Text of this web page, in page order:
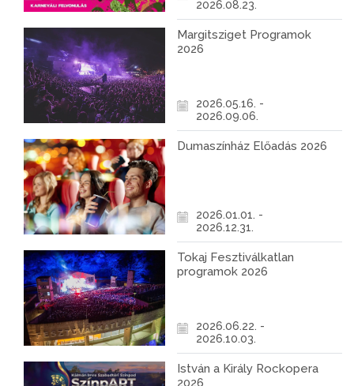
2026.08.23.
Margitsziget Programok
2026
2026.05.16. -
2026.09.06.
Dumaszínház Előadás 2026
2026.01.01. -
2026.12.31.
Tokaj Fesztiválkatlan
programok 2026
2026.06.22. -
2026.10.03.
István a Király Rockopera
2026